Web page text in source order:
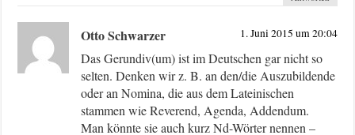
Otto Schwarzer 1. Juni 2015 um 20:04
Das Gerundiv(um) ist im Deutschen gar nicht so
selten. Denken wir z. B. an den/die Auszubildende
oder an Nomina, die aus dem Lateinischen
stammen wie Reverend, Agenda, Addendum.
Man könnte sie auch kurz Nd-Wörter nennen –